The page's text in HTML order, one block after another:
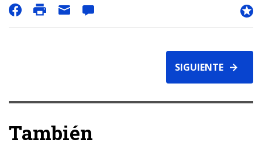
SIGUIENTE
También